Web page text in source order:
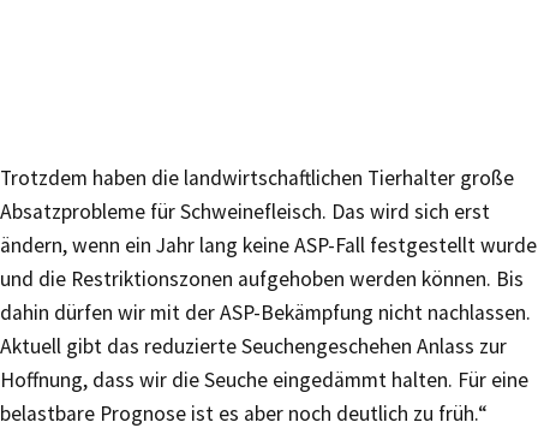
Trotzdem haben die landwirtschaftlichen Tierhalter große
Absatzprobleme für Schweinefleisch. Das wird sich erst
ändern, wenn ein Jahr lang keine ASP-Fall festgestellt wurde
und die Restriktionszonen aufgehoben werden können. Bis
dahin dürfen wir mit der ASP-Bekämpfung nicht nachlassen.
Aktuell gibt das reduzierte Seuchengeschehen Anlass zur
Hoffnung, dass wir die Seuche eingedämmt halten. Für eine
belastbare Prognose ist es aber noch deutlich zu früh.“